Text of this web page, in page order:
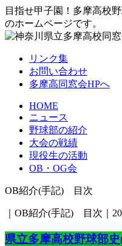
目指せ甲子園！多摩高校
のホームページです。
リンク集
お問い合わせ
多摩高同窓会HPへ
HOME
ニュース
野球部の紹介
大会の戦績
現役生の活動
OB・OG会
OB紹介(手記) 目次
｜OB紹介(手記) 目次｜
県立多摩高校野球部